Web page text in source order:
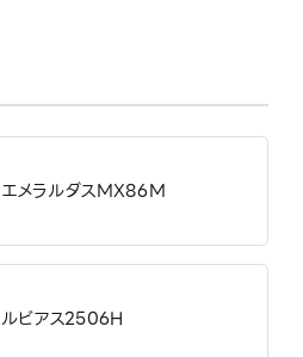
エメラルダスMX86M
ルビアス2506H